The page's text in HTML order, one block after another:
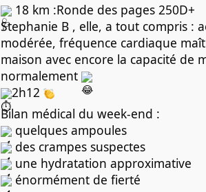
18 km :Ronde des pages 250D+
Stephanie B , elle, a tout compris :
modérée, fréquence cardiaque
maison avec encore la capacité de
normalement
2h12
Bilan médical du week-end :
quelques ampoules
des crampes suspectes
une hydratation approximative
énormément de fierté